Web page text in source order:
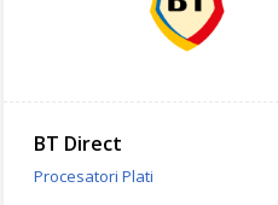
BT Direct
Procesatori Plati